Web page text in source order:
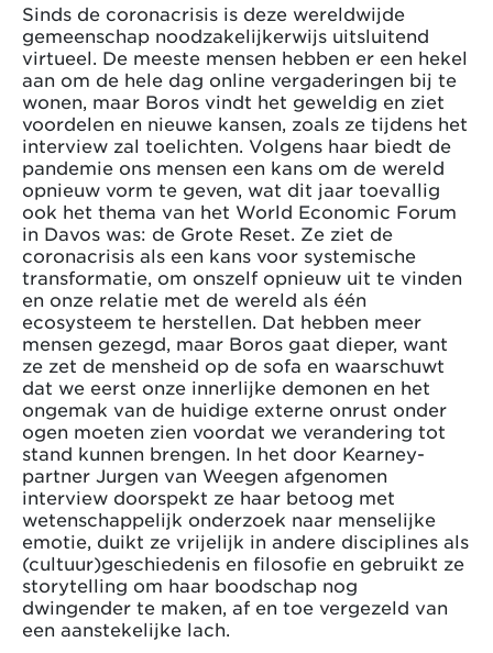
Sinds de coronacrisis is deze wereldwijde
gemeenschap noodzakelijkerwijs uitsluitend
virtueel. De meeste mensen hebben er een hekel
aan om de hele dag online vergaderingen bij te
wonen, maar Boros vindt het geweldig en ziet
voordelen en nieuwe kansen, zoals ze tijdens het
interview zal toelichten. Volgens haar biedt de
pandemie ons mensen een kans om de wereld
opnieuw vorm te geven, wat dit jaar toevallig
ook het thema van het World Economic Forum
in Davos was: de Grote Reset. Ze ziet de
coronacrisis als een kans voor systemische
transformatie, om onszelf opnieuw uit te vinden
en onze relatie met de wereld als één
ecosysteem te herstellen. Dat hebben meer
mensen gezegd, maar Boros gaat dieper, want
ze zet de mensheid op de sofa en waarschuwt
dat we eerst onze innerlijke demonen en het
ongemak van de huidige externe onrust onder
ogen moeten zien voordat we verandering tot
stand kunnen brengen. In het door Kearney-
partner Jurgen van Weegen afgenomen
interview doorspekt ze haar betoog met
wetenschappelijk onderzoek naar menselijke
emotie, duikt ze vrijelijk in andere disciplines als
(cultuur)geschiedenis en filosofie en gebruikt ze
storytelling om haar boodschap nog
dwingender te maken, af en toe vergezeld van
een aanstekelijke lach.